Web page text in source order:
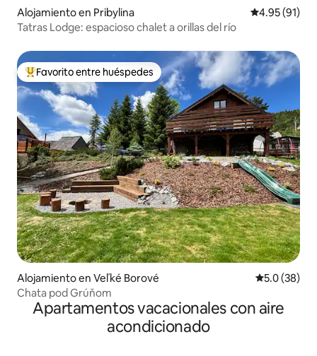
Alojamiento en Pribylina Calificación
4.95 (91)
Tatras Lodge: espacioso chalet a orillas del río
Favorito entre huéspedes preferido
Favorito entre huéspedes
Alojamiento en Veľké Borové Calificación
5.0 (38)
Chata pod Grúňom
Apartamentos vacacionales con aire
acondicionado